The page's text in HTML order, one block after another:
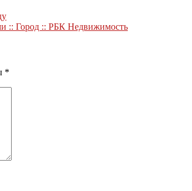
:: Город :: РБК Недвижимость
*